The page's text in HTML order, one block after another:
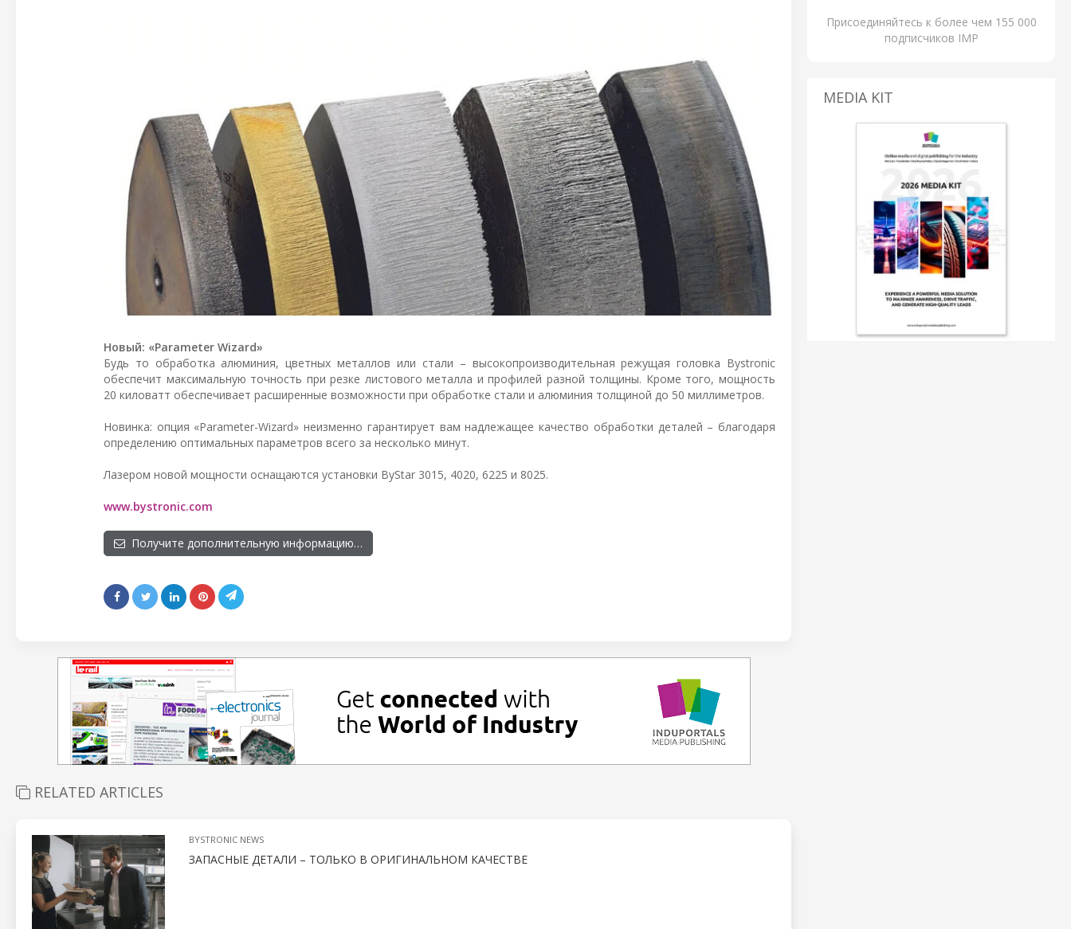
Новый: «Parameter Wizard»
Будь то обработка алюминия, цветных металлов или стали – высокопроизводительная режущая головка Bystronic
обеспечит максимальную точность при резке листового металла и профилей разной толщины. Кроме того, мощность
20 киловатт обеспечивает расширенные возможности при обработке стали и алюминия толщиной до 50 миллиметров.
Новинка: опция «Parameter-Wizard» неизменно гарантирует вам надлежащее качество обработки деталей – благодаря
определению оптимальных параметров всего за несколько минут.
Лазером новой мощности оснащаются установки ByStar 3015, 4020, 6225 и 8025.
www.bystronic.com
Получите дополнительную информацию…
RELATED ARTICLES
BYSTRONIC NEWS
ЗАПАСНЫЕ ДЕТАЛИ – ТОЛЬКО В ОРИГИНАЛЬНОМ КАЧЕСТВЕ
Присоединяйтесь к более чем 155 000
подписчиков IMP
MEDIA KIT